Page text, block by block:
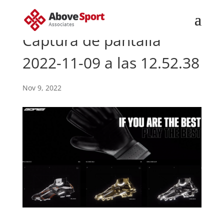
Captura de pantalla
2022-11-09 a las 12.52.38
Nov 9, 2022